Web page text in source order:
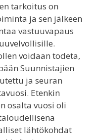
tarkoitus on
ja sen jälkeen
vastuuvapaus
voidaan todeta,
Suunnistajien
ja seuran
Etenkin
osalta vuosi oli
lähtökohdat